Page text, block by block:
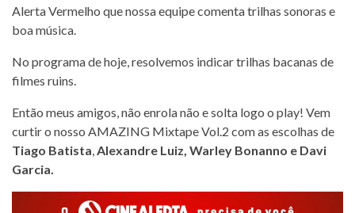
Alerta Vermelho que nossa equipe comenta trilhas sonoras e
boa música.
No programa de hoje, resolvemos indicar trilhas bacanas de
filmes ruins.
Então meus amigos, não enrola não e solta logo o play! Vem
curtir o nosso AMAZING Mixtape Vol.2 com as escolhas de
Tiago Batista,Alexandre Luiz, Warley Bonanno e Davi
Garcia.